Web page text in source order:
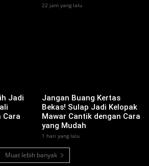
22 jam yang lalu
Jadi
Cara
Jangan Buang Kertas
Bekas! Sulap Jadi Kelopak
Mawar Cantik dengan Cara
yang Mudah
1 hari yang lalu
Muat lebih banyak